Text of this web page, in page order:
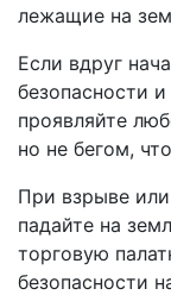
лежащие на
Если вдруг
безопасности
проявляйте
но не бегом,
При взрыве
падайте на
торговую
безопасности